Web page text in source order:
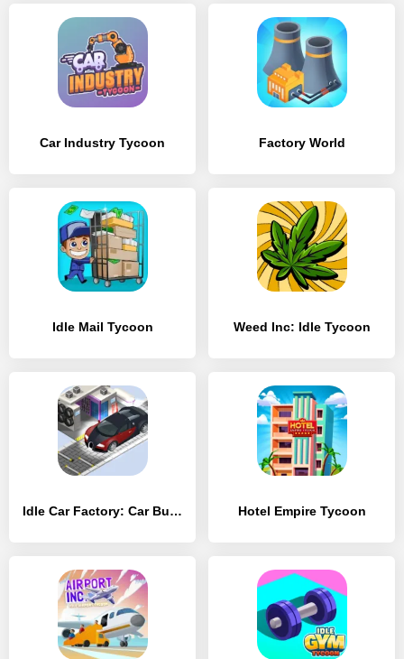
Car Industry Tycoon Factory World
Idle Mail Tycoon Weed Inc: Idle Tycoon
Idle Car Factory: Car Builder Hotel Empire Tycoon